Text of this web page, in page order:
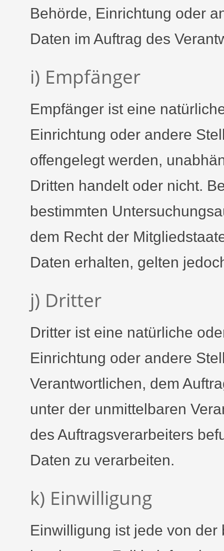
Behörde, Einrichtung oder
Daten im Auftrag des
i) Empfänger
Empfänger ist eine
Einrichtung oder andere
offengelegt werden,
Dritten handelt oder nicht.
bestimmten
dem Recht der
Daten erhalten, gelten
j) Dritter
Dritter ist eine natürliche
Einrichtung oder andere
Verantwortlichen, dem
unter der unmittelbaren
des Auftragsverarbeiters
Daten zu verarbeiten.
k) Einwilligung
Einwilligung ist jede von